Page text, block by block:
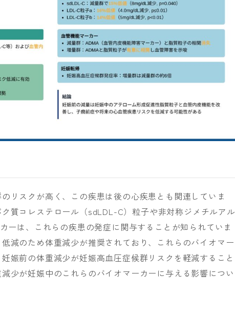
リスクが高く、この疾患は後の心疾患とも関連していま
質コレステロール（sdLDL-C）粒子や非対称ジメチルアル
ーは、これらの疾患の発症に関与することが知られていま
減のため体重減少が推奨されており、これらのバイオマー
娠前の体重減少が妊娠高血圧症候群リスクを軽減すること
少が妊娠中のこれらのバイオマーカーに与える影響につい